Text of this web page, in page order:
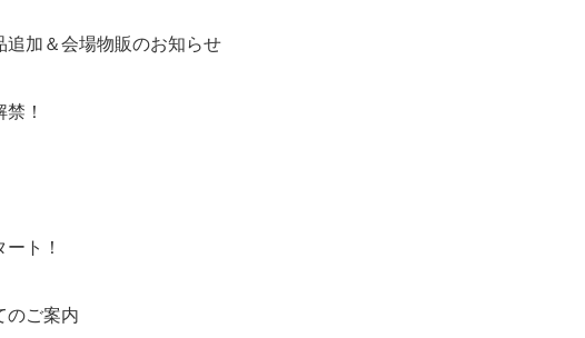
追加＆会場物販のお知らせ
！
ト！
のご案内